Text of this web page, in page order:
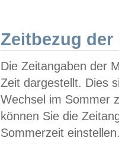
Zeitbezug der
Die Zeitangaben der
Zeit dargestellt. Dies
Wechsel im Sommer
können Sie die
Sommerzeit